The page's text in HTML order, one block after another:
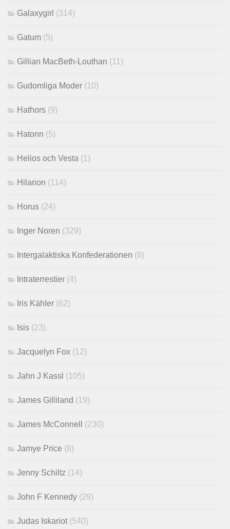
Galaxygirl (314)
Gatum (5)
Gillian MacBeth-Louthan (11)
Gudomliga Moder (10)
Hathors (9)
Hatonn (5)
Helios och Vesta (1)
Hilarion (114)
Horus (24)
Inger Noren (329)
Intergalaktiska Konfederationen (8)
Intraterrestier (4)
Iris Kähler (62)
Isis (23)
Jacquelyn Fox (12)
Jahn J Kassl (105)
James Gilliland (19)
James McConnell (230)
Jamye Price (8)
Jenny Schiltz (14)
John F Kennedy (29)
Judas Iskariot (540)